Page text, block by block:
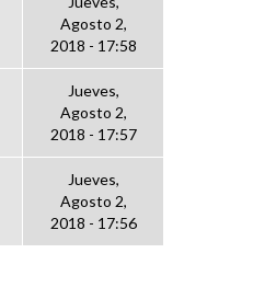
Agosto 2,
2018 - 17:58
Jueves,
Agosto 2,
2018 - 17:57
Jueves,
Agosto 2,
2018 - 17:56